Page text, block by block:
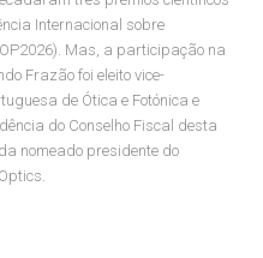
Internacional sobre
Mas, a participação na
Frazão foi eleito vice-
de Ótica e Fotónica e
do Conselho Fiscal desta
nomeado presidente do